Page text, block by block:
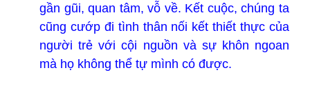
gần gũi, quan tâm, vỗ về. Kết cuộc, chúng ta
cũng cướp đi tình thân nối kết thiết thực của
người trẻ với cội nguồn và sự khôn ngoan
mà họ không thể tự mình có được.